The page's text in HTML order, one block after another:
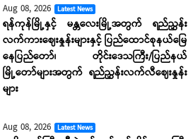
Aug 08, 2026 Latest News
ရန်ကုန်မြို့နှင့် မန္တလေးမြို့အတွက် ရည်ညွှန်း
လက်ကားဈေးနှုန်းများနှင့် ပြည်ထောင်စုနယ်မြေ
နေပြည်တော်၊ တိုင်းဒေသကြီး/ပြည်နယ်
မြို့တော်များအတွက် ရည်ညွှန်းလက်လီဈေးနှုန်း
များ
Aug 08, 2026 Latest News